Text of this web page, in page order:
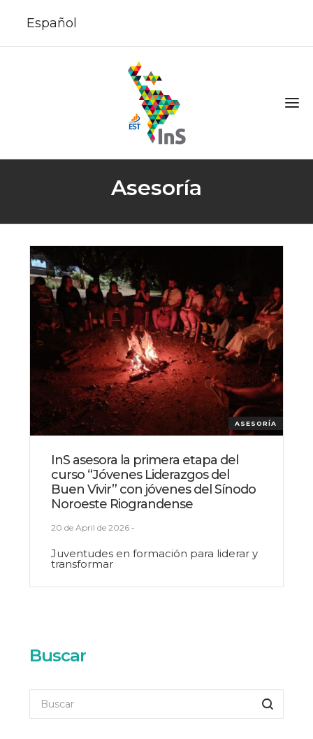
Español
Asesoría
ASESORÍA
InS asesora la primera etapa del
curso “Jóvenes Liderazgos del
Buen Vivir” con jóvenes del Sínodo
Noroeste Riograndense
20 de April de 2026 -
Juventudes en formación para liderar y
transformar
Buscar